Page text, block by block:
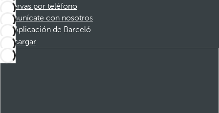
Reservas por teléfono
Comunícate con nosotros
Aplicación de Barceló
Descargar